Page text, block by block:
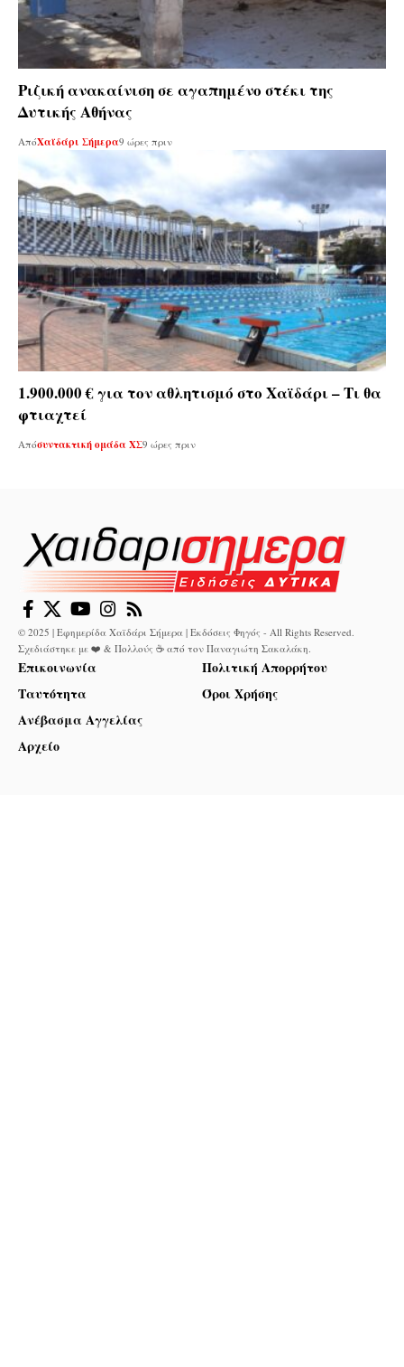
Ριζική ανακαίνιση σε αγαπημένο στέκι της
Δυτικής Αθήνας
ΑπόΧαϊδάρι Σήμερα9 ώρες πριν
1.900.000 € για τον αθλητισμό στο Χαϊδάρι – Τι θα
φτιαχτεί
Απόσυντακτική ομάδα ΧΣ9 ώρες πριν
© 2025 | Εφημερίδα Χαϊδάρι Σήμερα | Εκδόσεις Φηγός - All Rights Reserved.
Σχεδιάστηκε με ❤️ & Πολλούς ☕ από τον Παναγιώτη Σακαλάκη
Επικοινωνία
Ταυτότητα
Ανέβασμα Αγγελίας
Αρχείο
Πολιτική Απορρήτου
Όροι Χρήσης